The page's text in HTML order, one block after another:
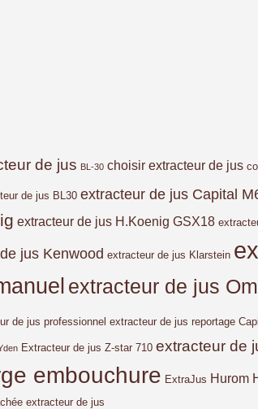
de jus BL-30 choisir extracteur de jus
de jus BL30 extracteur de jus Capital
extracteur de jus H.Koenig GSX18
jus Kenwood extracteur de jus Klarstein
extracteur de jus
de jus professionnel extracteur de jus reportage
Extracteur de jus Z-star 710 extracteur de
embouchure ExtraJus Hurom
extracteur de jus